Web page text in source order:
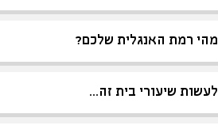
מהי רמת האנגלית שלכם?
לעשות שיעורי בית זה...